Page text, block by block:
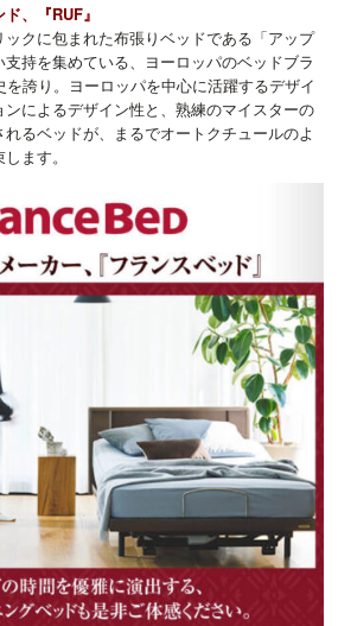
、『RUF』
クに包まれた布張りベッドである「アップ
持を集めている、ヨーロッパのベッドブラ
誇り。ヨーロッパを中心に活躍するデザイ
によるデザイン性と、熟練のマイスターの
るベッドが、まるでオートクチュールのよ
ます。